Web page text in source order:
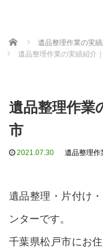
Home
遺品整理作業の実
遺品整理作業の実績紹介
遺品整理作業
市
2021.07.30 遺品整理作
遺品整理・片付け
ンターです。
千葉県松戸市にお